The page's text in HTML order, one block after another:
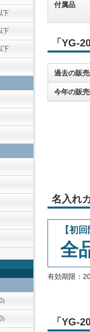
付属品
「YG-
過去の販
今年の販
名入れ
【初回
全
有効期限：
「YG-
下
下
下